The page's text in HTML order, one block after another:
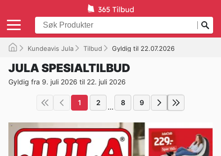
Kundeavis Jula Tilbud Gyldig til 22.07.2026
JULA SPESIALTILBUD
Gyldig fra 9. juli 2026 til 22. juli 2026
1 2 ... 8 9